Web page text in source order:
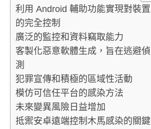
利用 Android 輔助功能實現對裝置
的完全控制
廣泛的監控和資料竊取能力
客製化惡意軟體生成，旨在逃避偵
測
犯罪宣傳和積極的區域性活動
模仿可信任平台的感染方法
未來變異風險日益增加
抵禦安卓遠端控制木馬感染的關鍵